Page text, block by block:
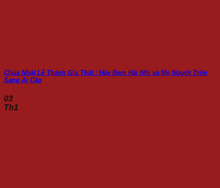
Chúa Nhật Lễ Thánh Gia Thất : Hãy Đem Hài Nhi và Mẹ Người Trốn
Sang Ai Cập
03
Th1